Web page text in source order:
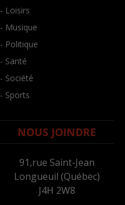
- Loisirs
- Musique
- Politique
- Santé
- Société
- Sports
NOUS JOINDRE
91,rue Saint-Jean
Longueuil (Québec)
J4H 2W8